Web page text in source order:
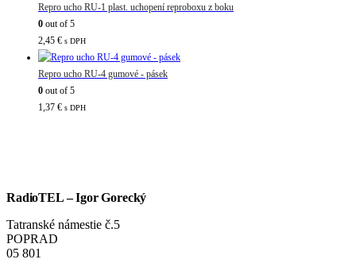
Repro ucho RU-1 plast. uchopení reproboxu z boku
0 out of 5
2,45 € s DPH
Repro ucho RU-4 gumové - pásek
0 out of 5
1,37 € s DPH
RadioTEL – Igor Gorecký
Tatranské námestie č.5
POPRAD
05 801